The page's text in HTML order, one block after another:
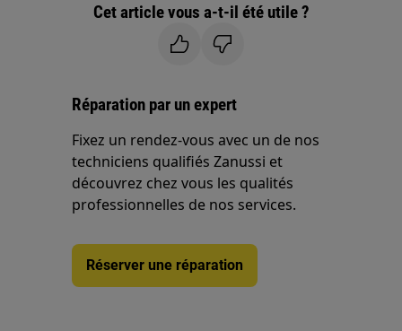
Cet article vous a-t-il été utile ?
Réparation par un expert
Fixez un rendez-vous avec un de nos
techniciens qualifiés Zanussi et
découvrez chez vous les qualités
professionnelles de nos services.
Réserver une réparation